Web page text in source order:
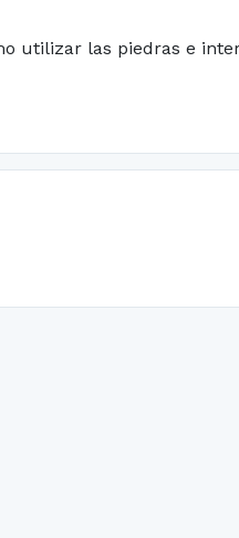
utilizar las piedras e